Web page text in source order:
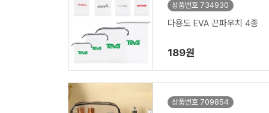
상품번호 734930
다용도 EVA 끈파우치 4종
189원
상품번호 709854